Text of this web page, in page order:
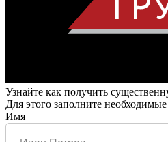
Узнайте как получить
Для этого заполните необходимые
Имя